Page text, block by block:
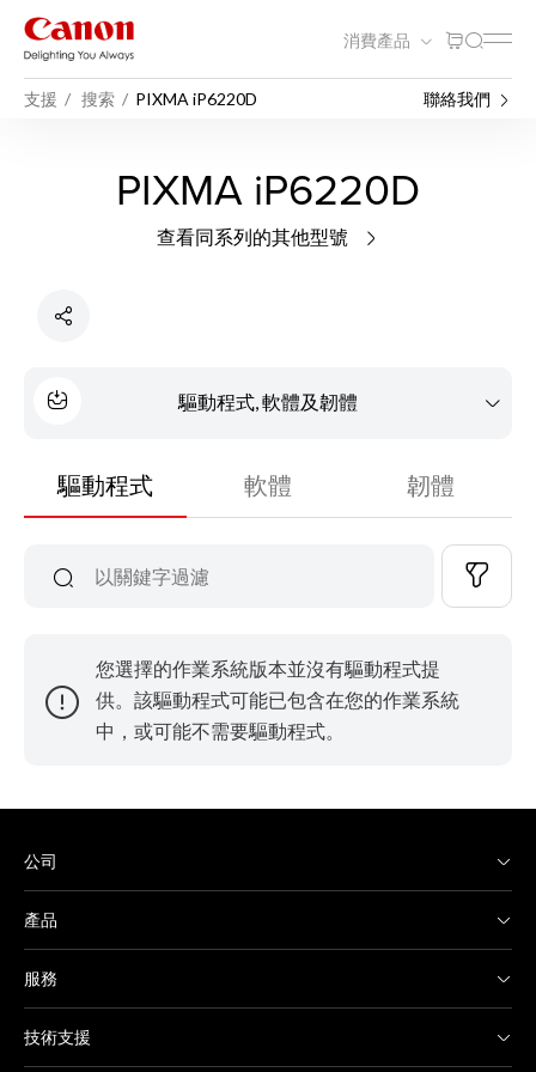
消費產品
支援 搜索 PIXMA iP6220D 聯絡我們
PIXMA iP6220D
查看同系列的其他型號
驅動程式, 軟體及韌體
驅動程式 軟體 韌體
您選擇的作業系統版本並沒有驅動程式提
供。該驅動程式可能已包含在您的作業系統
中，或可能不需要驅動程式。
公司
產品
服務
技術支援